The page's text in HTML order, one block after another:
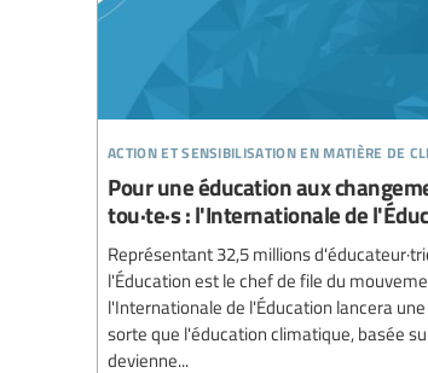
action et sensibilisation en matière de
Pour une éducation aux
tou·te·s : l'Internationale de
Représentant 32,5 millions
l'Éducation est le chef de file du
l'Internationale de l'Éducation lancera
sorte que l'éducation climatique, basée
devienne...